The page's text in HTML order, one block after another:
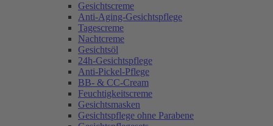
Gesichtscreme
Anti-Aging-Gesichtspflege
Tagescreme
Nachtcreme
Gesichtsöl
24h-Gesichtspflege
Anti-Pickel-Pflege
BB- & CC-Cream
Feuchtigkeitscreme
Gesichtsmasken
Gesichtspflege ohne Parabene